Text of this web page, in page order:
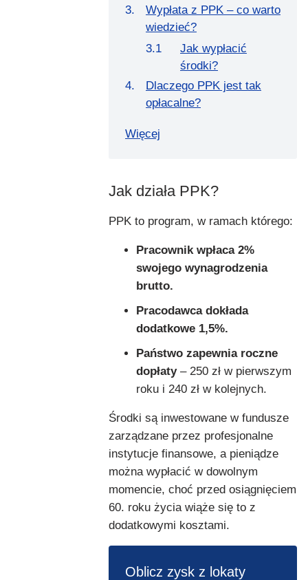
Wypłata z PPK – co warto
wiedzieć?
Jak wypłacić
środki?
Dlaczego PPK jest tak
opłacalne?
Więcej
Jak działa PPK?
PPK to program, w ramach którego:
Pracownik wpłaca 2%
swojego wynagrodzenia
brutto.
Pracodawca dokłada
dodatkowe 1,5%.
Państwo zapewnia roczne
dopłaty– 250 zł w pierwszym
roku i 240 zł w kolejnych.
Środki są inwestowane w fundusze
zarządzane przez profesjonalne
instytucje finansowe, a pieniądze
można wypłacić w dowolnym
momencie, choć przed osiągnięciem
60. roku życia wiąże się to z
dodatkowymi kosztami.
Oblicz zysk z lokaty